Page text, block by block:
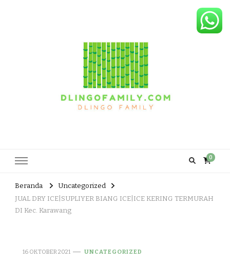
0
Beranda
Uncategorized
JUAL DRY ICE|SUPLIYER BIANG ICE|ICE KERING TERMURAH
DI Kec. Karawang
16 OKTOBER 2021 UNCATEGORIZED